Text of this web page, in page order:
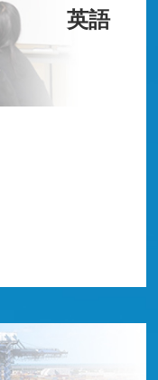
英語